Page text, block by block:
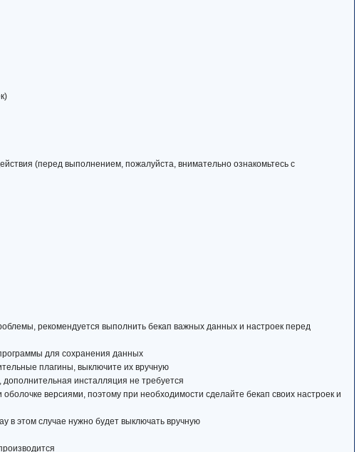
(перед выполнением, пожалуйста, внимательно ознакомьтесь с
рекомендуется выполнить бекап важных данных и настроек перед
для сохранения данных
плагины, выключите их вручную
инсталляция не требуется
версиями, поэтому при необходимости сделайте бекап своих настроек и
в этом случае нужно будет выключать вручную